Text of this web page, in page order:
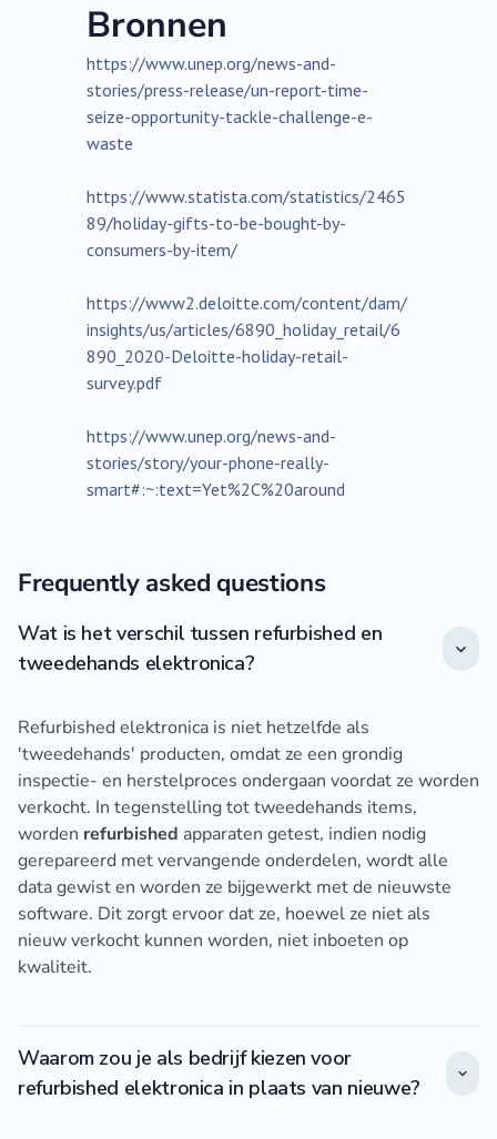
Bronnen
https://www.unep.org/news-and-
stories/press-release/un-report-time-
seize-opportunity-tackle-challenge-e-
waste
https://www.statista.com/statistics/2465
89/holiday-gifts-to-be-bought-by-
consumers-by-item/
https://www2.deloitte.com/content/dam/
insights/us/articles/6890_holiday_retail/6
890_2020-Deloitte-holiday-retail-
survey.pdf
https://www.unep.org/news-and-
stories/story/your-phone-really-
smart#:~:text=Yet%2C%20around
Frequently asked questions
Wat is het verschil tussen refurbished en
tweedehands elektronica?
Refurbished elektronica is niet hetzelfde als
'tweedehands' producten, omdat ze een grondig
inspectie- en herstelproces ondergaan voordat ze worden
verkocht. In tegenstelling tot tweedehands items,
worden refurbished apparaten getest, indien nodig
gerepareerd met vervangende onderdelen, wordt alle
data gewist en worden ze bijgewerkt met de nieuwste
software. Dit zorgt ervoor dat ze, hoewel ze niet als
nieuw verkocht kunnen worden, niet inboeten op
kwaliteit.
Waarom zou je als bedrijf kiezen voor
refurbished elektronica in plaats van nieuwe?